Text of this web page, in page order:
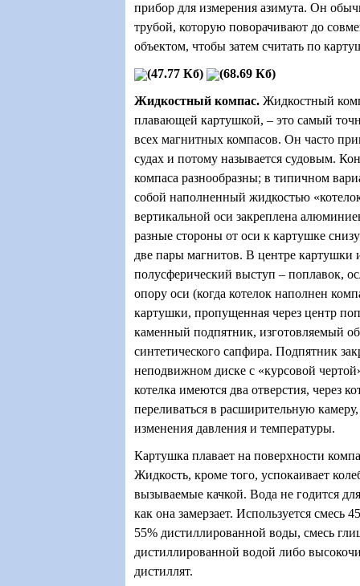
прибор для измерения азимута. Он
трубой, которую поворачивают до
объектом, чтобы затем считать по
(47.77 Кб)
(68.69 Кб)
Жидкостный компас. Жидкостный
плавающей картушкой, – это самый
всех магнитных компасов. Он часто
судах и потому называется судовым.
компаса разнообразны; в типичном
собой наполненный жидкостью
вертикальной оси закреплена
разные стороны от оси к картушке
две пары магнитов. В центре картушки
полусферический выступ – поплавок,
опору оси (когда котелок наполнен
картушки, пропущенная через центр
каменный подпятник, изготовляемый
синтетического сапфира. Подпятник
неподвижном диске с «курсовой
котелка имеются два отверстия, через
переливаться в расширительную
изменения давления и температуры.
Картушка плавает на поверхности
Жидкость, кроме того, успокаивает
вызываемые качкой. Вода не годится
как она замерзает. Используется смесь
55% дистиллированной воды, смесь
дистиллированной водой либо
дистиллят.